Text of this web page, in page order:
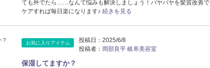
ても外でたら……なんて悩みも解決しましょう！パヤパヤを髪質改善で
ケアすれば毎日楽になります♪ 続きを見る
お気に入りアイテム 投稿日： 2025/6/8
投稿者： 岡部良平 岐阜美容室
保湿してますか？